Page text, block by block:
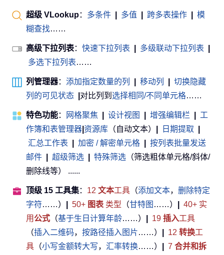
超级 VLookup： 多条件 多值 跨多表操作
模
糊查找……
高级下拉列表： 快速下拉列表 多级联动下拉列表
多选下拉列表……
列管理器： 添加指定数量的列 移动列
切换隐藏
列的可见状态
对比列到 选择相同/不同单元格……
特色功能： 网格聚焦 设计视图 增强编辑栏
工
作簿和表管理器 资源库 （自动文本） 日期提取
汇总工作表
加密 / 解密单元格
按列表批量发送
邮件
超级筛选 特殊筛选 （筛选粗体单元格/斜体/
删除线等） ......
顶级 15 工具集： 12 文本工具 （添加文本， 删除特定
字符……） 50+ 图表 类型 （甘特图 ……）
40+ 实
用公式 （基于生日计算年龄……） 19 插入工具
（插入二维码， 按路径插入图片……） 12 转换工
具 （小写金额转大写， 汇率转换……） 7 合并和拆